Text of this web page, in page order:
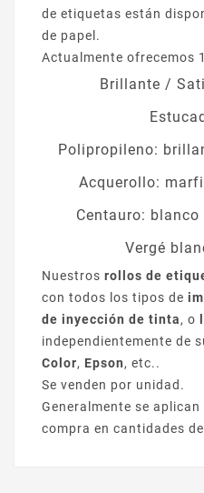
de etiquetas están
de papel.
Actualmente ofrecemos
Brillante /
Polipropileno:
Acquerollo:
Centauro:
Vergé
Nuestros rollos de
con todos los tipos de
de inyección de tinta, o
independientemente de
Color, Epson, etc..
Se venden por unidad.
Generalmente se
compra en cantidades